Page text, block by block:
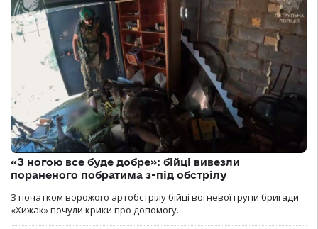
«З ногою все буде добре»: бійці вивезли
пораненого побратима з-під обстрілу
З початком ворожого артобстрілу бійці вогневої групи бригади
«Хижак» почули крики про допомогу.